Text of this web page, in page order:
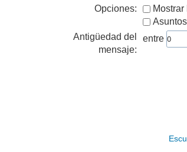
Opciones:
Antigüedad del
mensaje:
entre